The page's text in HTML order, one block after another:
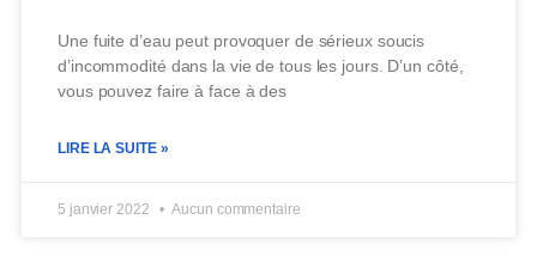
Une fuite d’eau peut provoquer de sérieux soucis
d’incommodité dans la vie de tous les jours. D’un côté,
vous pouvez faire à face à des
LIRE LA SUITE »
5 janvier 2022 Aucun commentaire